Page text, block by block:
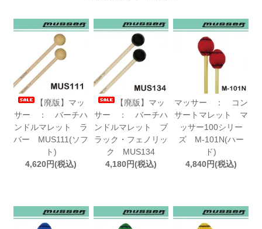
【廃版】マッ
サー ： バーチハ
ンドルマレット ラ
バー MUS111(ソフ
ト)
4,620円(税込)
【廃版】マッ
サー ： バーチハ
ンドルマレット ブ
ラック・フェノリッ
ク MUS134
4,180円(税込)
マッサー ： コン
サートマレット マ
ッサー100シリー
ズ M-101N(ハー
ド)
4,840円(税込)